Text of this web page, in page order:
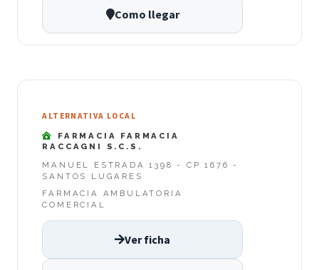
Como llegar
ALTERNATIVA LOCAL
FARMACIA FARMACIA
RACCAGNI S.C.S.
MANUEL ESTRADA 1398 - CP 1676 -
SANTOS LUGARES
FARMACIA AMBULATORIA
COMERCIAL
Ver ficha